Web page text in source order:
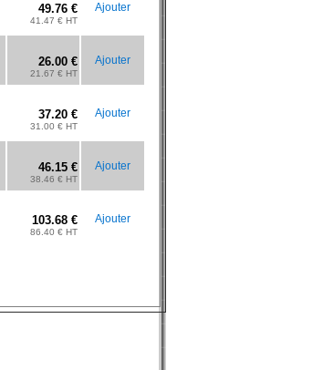
49.76 €
41.47 € HT
Ajouter
26.00 €
21.67 € HT
Ajouter
37.20 €
31.00 € HT
Ajouter
46.15 €
38.46 € HT
Ajouter
103.68 €
86.40 € HT
Ajouter